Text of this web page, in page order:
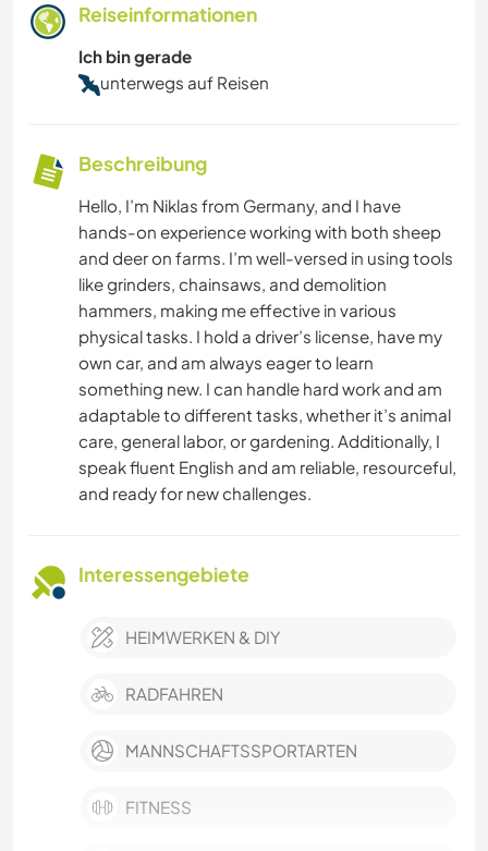
Reiseinformationen
Ich bin gerade
unterwegs auf Reisen
Beschreibung
Hello, I’m Niklas from Germany, and I have
hands-on experience working with both sheep
and deer on farms. I’m well-versed in using tools
like grinders, chainsaws, and demolition
hammers, making me effective in various
physical tasks. I hold a driver’s license, have my
own car, and am always eager to learn
something new. I can handle hard work and am
adaptable to different tasks, whether it’s animal
care, general labor, or gardening. Additionally, I
speak fluent English and am reliable, resourceful,
and ready for new challenges.
Interessengebiete
HEIMWERKEN & DIY
RADFAHREN
MANNSCHAFTSSPORTARTEN
FITNESS